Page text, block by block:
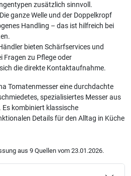
zusätzlich sinnvoll.
Die ganze Welle und der Doppelkropf
Handling – das ist hilfreich bei
bieten Schärfservices und
Fragen zu Pflege oder
die direkte Kontaktaufnahme.
Tomatenmesser eine durchdachte
spezialisiertes Messer aus
kombiniert klassische
Details für den Alltag in Küche
aus 9 Quellen vom 23.01.2026.